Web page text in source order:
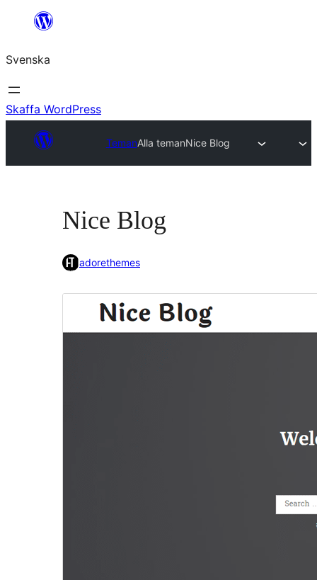
Hoppa
innehåll
Svenska
Skaffa WordPress
TemanAlla temanNice Blog
Nice Blog
adorethemes